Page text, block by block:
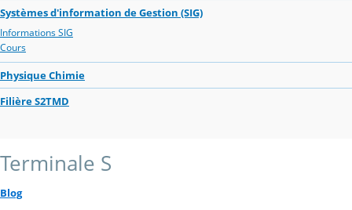
Systèmes d'information de Gestion (SIG)
Informations SIG
Cours
Physique Chimie
Filière S2TMD
Terminale S
Blog